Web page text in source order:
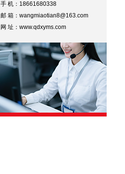
手 机：18661680338
邮 箱：wangmiaotian8@163.com
网 址：www.qdxyms.com